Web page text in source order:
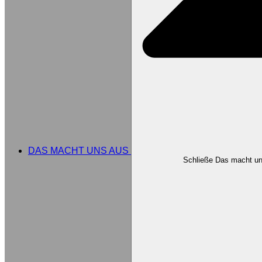
DAS MACHT UNS AUS
Schließe Das macht